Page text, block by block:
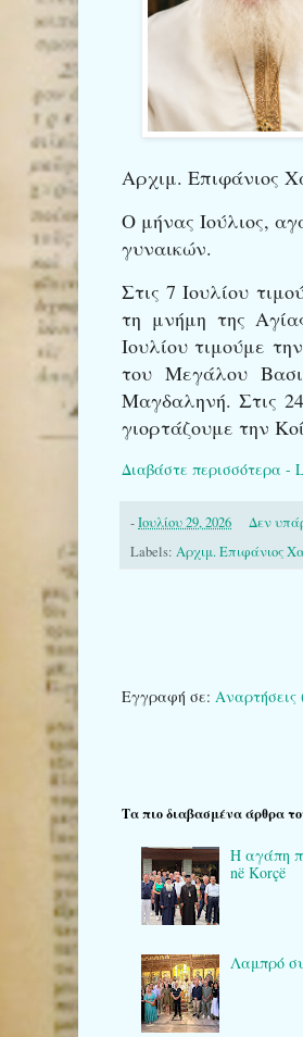
Αρχιμ. Επιφάνιος
Ο μήνας Ιούλιος,
γυναικών.
Στις 7 Ιουλίου
τη μνήμη της
Ιουλίου τιμούμε
του Μεγάλου
Μαγδαληνή. Στις
γιορτάζουμε την
Διαβάστε περισσότερα -
-Ιουλίου 29, 2026
Δεν
Labels: Αρχιμ. Επιφάνιος
Εγγραφή σε: Αναρτήσεις
Τα πιο διαβασμένα άρθρα
Η αγάπη
në Korçë
Λαμπρό